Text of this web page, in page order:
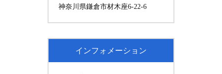
神奈川県鎌倉市材木座6-22-6
インフォメーション